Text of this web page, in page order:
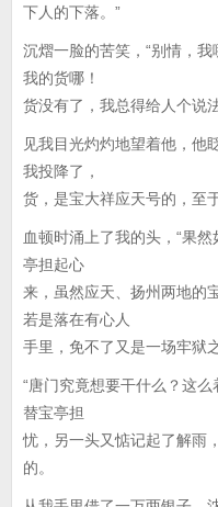
下人的下落。”
沉熠一脸的苦笑，“别情，
我的货哪！
货没有了，我总得给人个说
见我目光灼灼地望着他，他
我投降了，
货，是宝大祥应天号的，至
血顿时涌上了我的头，“果
亭担起心
来，虽然应天、扬州两地的
若是落在有心人
手里，免不了又是一场牢狱
“唐门究竟想要干什么？这
替宝亭担
忧，另一头又惦记起了解雨
的。